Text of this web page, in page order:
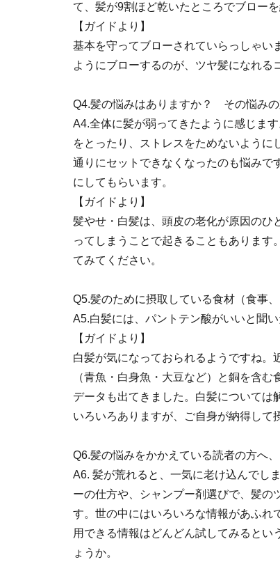
て、髪が9割ほど乾いたところでブローを
【ガイドより】
基本を守ってブローされていらっしゃい
ようにブローするのが、ツヤ髪になれる
Q4.髪の悩みはありますか？ その悩みの
A4.全体に髪が弱ってきたように感じま
をとったり、ストレスをためないよう
通りにセットできなくなったのも悩みで
にしてもらいます。
【ガイドより】
髪やせ・白髪は、頭皮の老化が原因のひ
ってしまうことで起きることもあります
てみてください。
Q5.髪のために摂取している食材（食事
A5.白髪には、パントテン酸がいいと聞い
【ガイドより】
白髪が気になっておられるようですね
（青魚・白身魚・大豆など）と銅を含
データも出てきました。白髪については
いろいろありますが、ご自身が納得して
Q6.髪の悩みをかかえている読者の方へ
A6. 髪が荒れると、一気に老け込んでし
ーの仕方や、シャンプー剤選びで、髪の
す。世の中にはいろいろな情報があふれ
用できる情報はどんどん試してみるとい
ょうか。